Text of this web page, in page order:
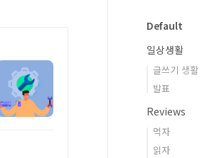
Default
일상생활
글쓰기 생활
발표
Reviews
먹자
읽자